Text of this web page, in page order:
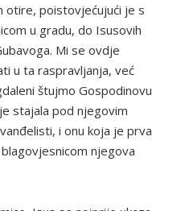
otire, poistovjećujući je s
u gradu, do Isusovih
Mi se ovdje
u ta raspravljanja, već
štujmo Gospodinovu
stajala pod njegovim
i onu koja je prva
njegova